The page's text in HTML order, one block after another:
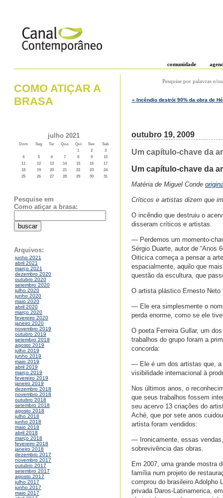
comunidade
COMO ATIÇAR A
BRASA
julho 2021
Dom Seg Ter Qua Qui Sex
Sab
1
2
3
4
5 6 7 8 9
10
11
12 13 14 15 16
17
18
19 20 21 22 23
24
25
26 27 28 29 30 31
Pesquise em
Como atiçar a brasa:
Arquivos:
junho 2021
abril 2021
março 2021
dezembro 2020
outubro 2020
setembro 2020
julho 2020
junho 2020
maio 2020
abril 2020
março 2020
fevereiro 2020
janeiro 2020
novembro 2019
outubro 2019
setembro 2019
agosto 2019
julho 2019
junho 2019
maio 2019
abril 2019
março 2019
fevereiro 2019
janeiro 2019
dezembro 2018
novembro 2018
outubro 2018
setembro 2018
agosto 2018
julho 2018
junho 2018
maio 2018
abril 2018
março 2018
fevereiro 2018
janeiro 2018
dezembro 2017
novembro 2017
outubro 2017
setembro 2017
agosto 2017
julho 2017
junho 2017
maio 2017
Pesquise por palavras e/
« Incêndio destrói 90% da obra de
outubro 19, 2009
Um capítulo-chave da
Um capítulo-chave da
Matéria de Miguel Conde
Críticos e artistas dizem que
O incêndio que destruiu o
disseram críticos e artistas.
— Perdemos um momento-
Sérgio Duarte, autor de “Anos
Oiticica começa a pensar a
espacialmente, aquilo que
questão da escultura, que
O artista plástico Ernesto Neto
— Ele era simplesmente o
perda enorme, como se ele
O poeta Ferreira Gullar, um
trabalhos do grupo foram a
concorda:
— Ele é um dos artistas que, a
visibilidade internacional à
Nos últimos anos, o
que seus trabalhos fossem
seu acervo 13 criações do
Aché, que por sete anos
artista foram vendidos:
— Ironicamente, essas
sobrevivência das obras.
Em 2007, uma grande mostra
família num projeto de
comprou do brasileiro Adolpho
privada Daros-Latinamerica,